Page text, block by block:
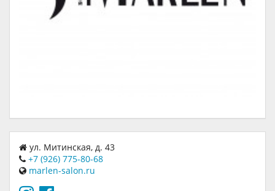
ул. Митинская, д. 43
+7 (926) 775-80-68
marlen-salon.ru